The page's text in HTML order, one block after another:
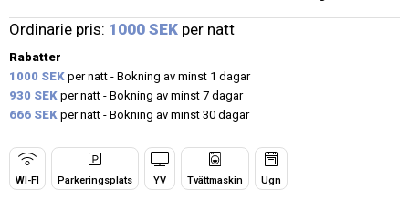
Ordinarie pris: 1000 SEK per natt
Rabatter
1000 SEK per natt - Bokning av minst 1 dagar
930 SEK per natt - Bokning av minst 7 dagar
666 SEK per natt - Bokning av minst 30 dagar
WI-FI Parkeringsplats YV Tvättmaskin Ugn